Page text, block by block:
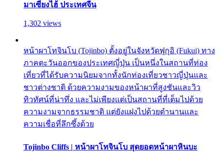
มาเซี่ยงไฮ้ ประเทศจีน
1,302 views
หน้าผาโทจินโบ (Tojinbo) ตั้งอยู่ในจังหวัดฟุกุอิ (Fukui) ทาง
ภาคตะวันออกของประเทศญี่ปุ่น เป็นหนึ่งในสถานที่ท่อง
เที่ยวที่ได้รับความนิยมจากทั้งนักท่องเที่ยวชาวญี่ปุ่นและ
ชาวต่างชาติ ด้วยความงามของหน้าผาที่สูงชันและวิว
ทิวทัศน์ที่น่าทึ่ง และไม่เพียงแต่เป็นสถานที่ที่เต็มไปด้วย
ความงามจากธรรมชาติ แต่ยังแฝงไปด้วยตำนานและ
ความเชื่อที่ลึกซึ้งด้วย
Tojinbo Cliffs | หน้าผาโทจินโบ สุดยอดหน้าผาหินบะ